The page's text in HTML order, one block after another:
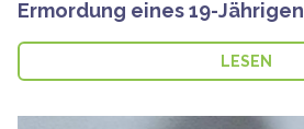
Ermordung eines 19-Jährigen
LESEN